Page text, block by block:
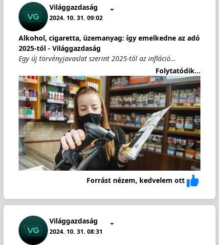
Világgazdaság
2024. 10. 31. 09:02
Alkohol, cigaretta, üzemanyag: így emelkedne az adó
2025-től - Világgazdaság
Egy új törvényjavaslat szerint 2025-től az infláció…
Folytatódik...
Forrást nézem, kedvelem ott
Világgazdaság
2024. 10. 31. 08:31